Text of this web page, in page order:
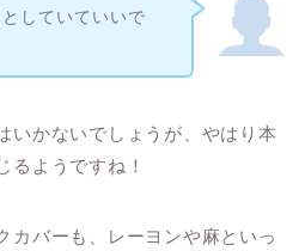
していていいで
いかないでしょうが、やはり本
るようですね！
カバーも、レーヨンや麻といっ